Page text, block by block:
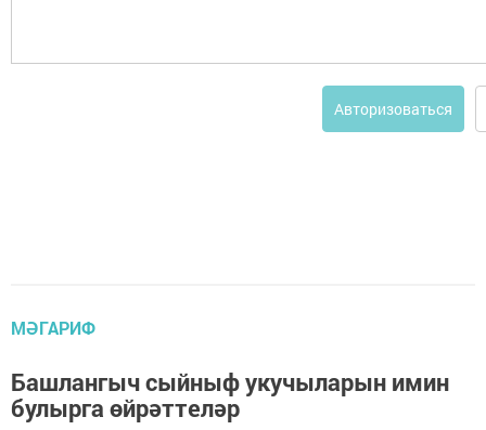
Авторизоваться
МӘГАРИФ
Башлангыч сыйныф укучыларын имин
булырга өйрәттеләр